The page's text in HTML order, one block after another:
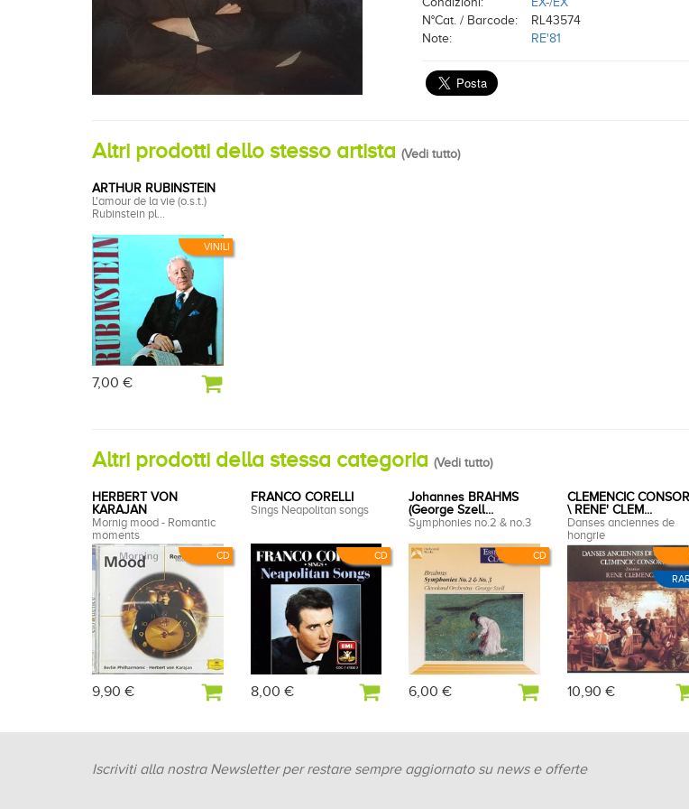
N°Cat. / Barcode:
RL43574
Note:
RE'81
Altri prodotti dello stesso artista (Vedi tutto)
VINILI
ARTHUR RUBINSTEIN
L'amour de la vie (o.s.t.)
Rubinstein pl...
7,00 €
Altri prodotti della stessa categoria (Vedi tutto)
CD
HERBERT VON
KARAJAN
Mornig mood - Romantic
moments
9,90 €
CD
FRANCO CORELLI
Sings Neapolitan songs
8,00 €
CD
Johannes BRAHMS
(George Szell...
Symphonies no.2 & no.3
6,00 €
CLEMENCIC
\ RENE' CLEM...
Danses anciennes de
hongrie
10,90 €
Iscriviti alla nostra Newsletter per restare sempre aggiornato su news e offerte